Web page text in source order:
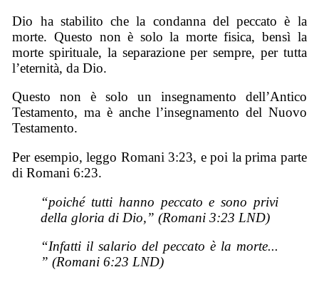
Dio ha stabilito che la condanna del peccato è la
morte. Questo non è solo la morte fisica, bensì la
morte spirituale, la separazione per sempre, per tutta
l’eternità, da Dio.
Questo non è solo un insegnamento dell’Antico
Testamento, ma è anche l’insegnamento del Nuovo
Testamento.
Per esempio, leggo Romani 3:23, e poi la prima parte
di Romani 6:23.
“poiché tutti hanno peccato e sono privi
della gloria di Dio,” (Romani 3:23 LND)
“Infatti il salario del peccato è la morte...
” (Romani 6:23 LND)